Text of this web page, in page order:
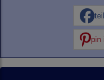
pin